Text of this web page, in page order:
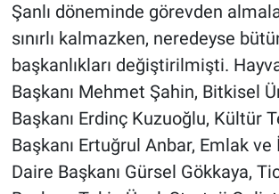
Şanlı döneminde görevden
sınırlı kalmazken, neredeyse
başkanlıkları değiştirilmişti.
Başkanı Mehmet Şahin, Bitkisel
Başkanı Erdinç Kuzuoğlu, Kültür
Başkanı Ertuğrul Anbar, Emlak
Daire Başkanı Gürsel Gökkaya,